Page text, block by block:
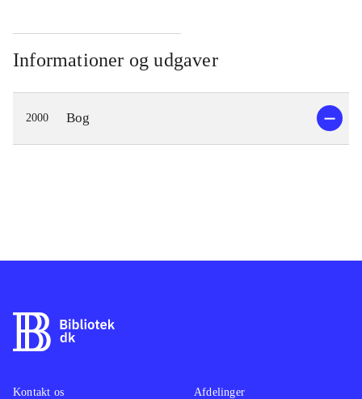
Informationer og udgaver
2000 Bog
Kontakt os
Afdelinger